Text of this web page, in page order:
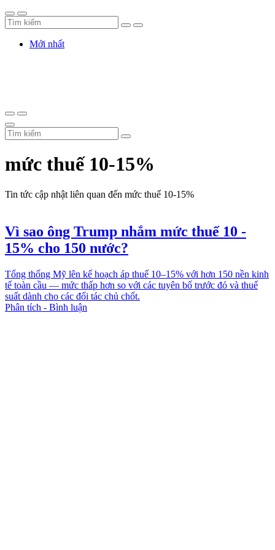
Mới nhất
mức thuế 10-15%
Tin tức cập nhật liên quan đến mức thuế 10-15%
Vì sao ông Trump nhắm mức thuế 10 -
15% cho 150 nước?
Tổng thống Mỹ lên kế hoạch áp thuế 10–15% với hơn 150 nền kinh
tế toàn cầu — mức thấp hơn so với các tuyên bố trước đó và thuế
suất dành cho các đối tác chủ chốt.
Phân tích - Bình luận